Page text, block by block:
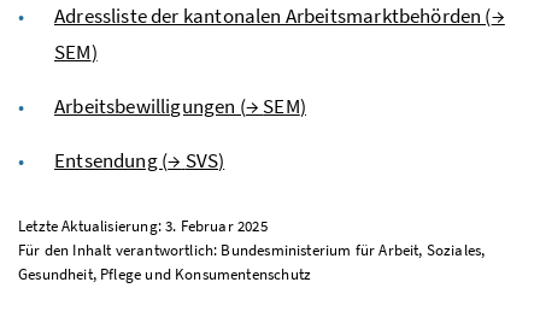
Adressliste der kantonalen Arbeitsmarktbehörden (→
SEM)
Arbeitsbewilligungen (→ SEM)
Entsendung (→ SVS)
Letzte Aktualisierung: 3. Februar 2025
Für den Inhalt verantwortlich: Bundesministerium für Arbeit, Soziales,
Gesundheit, Pflege und Konsumentenschutz